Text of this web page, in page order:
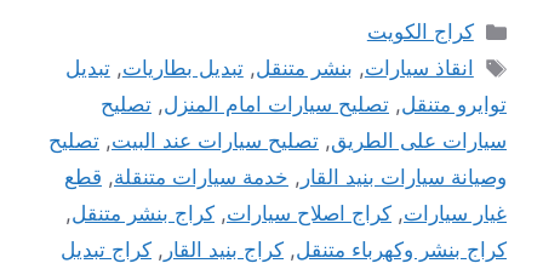
التصنيفات
كراج الكويت
الوسوم
انقاذ سيارات, بنشر متنقل,تبديل بطاريات,تبديل
توايرو متنقل, تصليح سيارات امام المنزل, تصليح
سيارات على الطريق, تصليح سيارات عند البيت, تصليح
وصيانة سيارات بنيد القار , خدمة سيارات متنقلة, قطع
غيار سيارات, كراج اصلاح سيارات, كراج بنشر متنقل,
كراج بنشر وكهرباء متنقل, كراج بنيد القار , كراج تبديل